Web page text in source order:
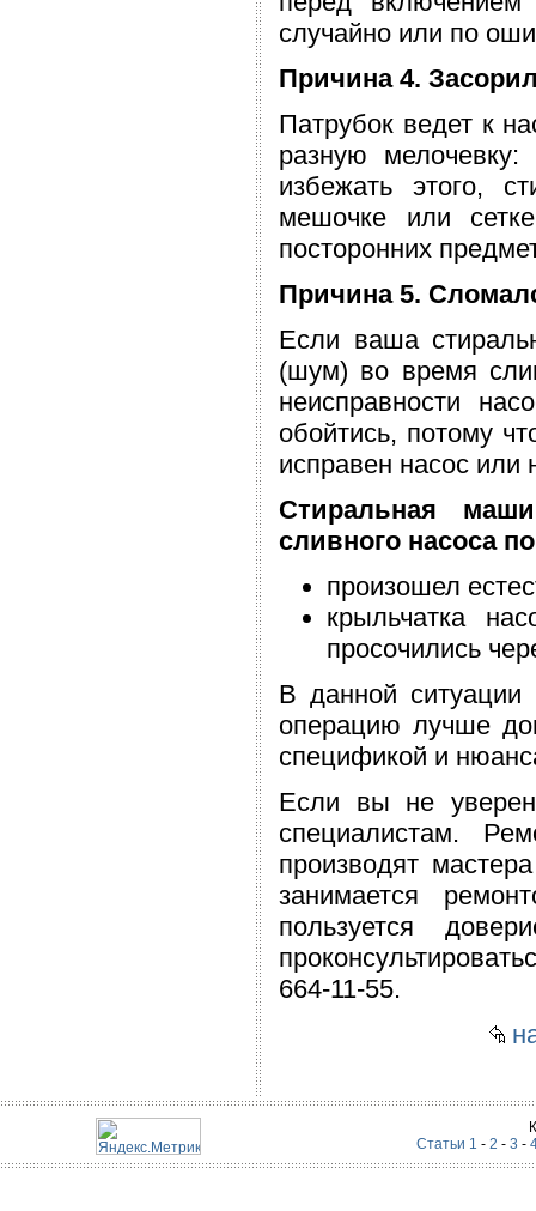
случайно или по
Причина 4.
Патрубок ведет к
разную
избежать этого,
мешочке или
посторонних
Причина 5.
Если ваша
(шум) во время
неисправности
обойтись, потому
исправен насос или
Стиральная
сливного насоса
произошел
крыльчатка
просочились
В данной ситуации
операцию лучше
спецификой и
Если вы не
специалистам.
производят
занимается
пользуется
664-11-55.
Статьи 1 - 2 - 3 -